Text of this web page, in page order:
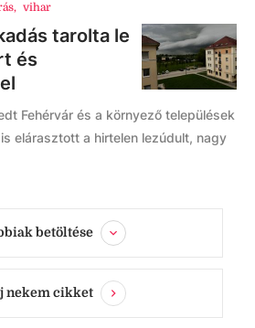
, vihar
tarolta le
és
Fehérvár és a környező települések
elárasztott a hirtelen lezúdult, nagy
betöltése
nekem cikket